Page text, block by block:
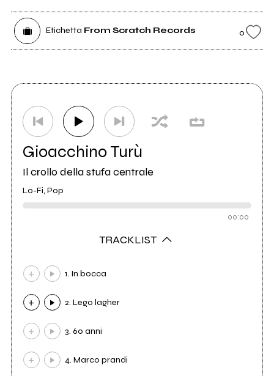
Etichetta From Scratch Records 0
Gioacchino Turù
Il crollo della stufa centrale
Lo-Fi, Pop
00:00
TRACKLIST
1. In bocca
2. Lego lagher
3. 60 anni
4. Marco prandi